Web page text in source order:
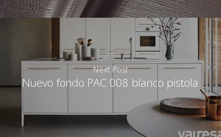
Next Post
Nuevo fondo PAC 008 blanco pistola